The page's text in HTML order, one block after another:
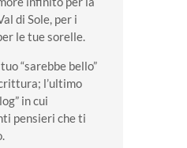
di Sole, per i
le tue sorelle.
“sarebbe bello”
l’ultimo
in cui
pensieri che ti